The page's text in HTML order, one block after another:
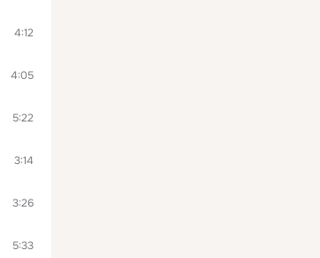
4:12
4:05
5:22
3:14
3:26
5:33